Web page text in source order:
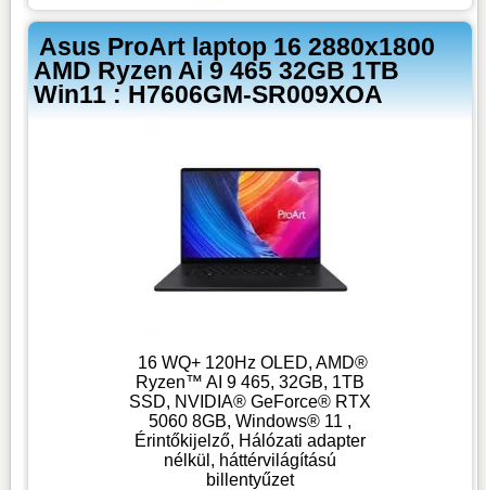
Asus ProArt laptop 16 2880x1800
AMD Ryzen Ai 9 465 32GB 1TB
Win11 : H7606GM-SR009XOA
16 WQ+ 120Hz OLED, AMD®
Ryzen™ AI 9 465, 32GB, 1TB
SSD, NVIDIA® GeForce® RTX
5060 8GB, Windows® 11 ,
Érintőkijelző, Hálózati adapter
nélkül, háttérvilágítású
billentyűzet